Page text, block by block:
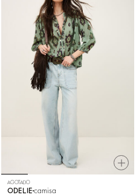
AGOTADO
ODELIE camisa